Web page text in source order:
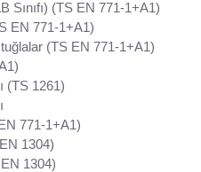
Sınıfı) (TS EN 771-1+A1)
EN 771-1+A1)
(TS EN 771-1+A1)
(TS 1261)
771-1+A1)
1304)
1304)